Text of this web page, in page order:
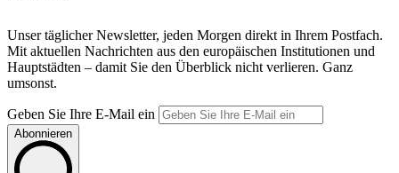
Unser täglicher Newsletter, jeden Morgen direkt in Ihrem Postfach.
Mit aktuellen Nachrichten aus den europäischen Institutionen und
Hauptstädten – damit Sie den Überblick nicht verlieren. Ganz
umsonst.
Geben Sie Ihre E-Mail ein
Abonnieren